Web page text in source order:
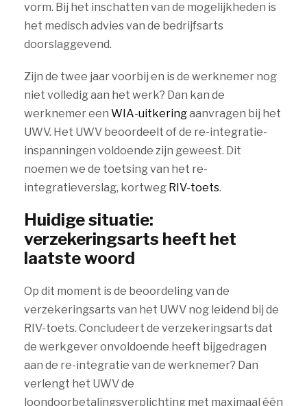
vorm. Bij het inschatten van de mogelijkheden is
het medisch advies van de bedrijfsarts
doorslaggevend.
Zijn de twee jaar voorbij en is de werknemer nog
niet volledig aan het werk? Dan kan de
werknemer een WIA-uitkeringaanvragen bij het
UWV. Het UWV beoordeelt of de re-integratie-
inspanningen voldoende zijn geweest. Dit
noemen we de toetsing van het re-
integratieverslag, kortweg RIV-toets.
Huidige situatie:
verzekeringsarts heeft het
laatste woord
Op dit moment is de beoordeling van de
verzekeringsarts van het UWV nog leidend bij de
RIV-toets. Concludeert de verzekeringsarts dat
de werkgever onvoldoende heeft bijgedragen
aan de re-integratie van de werknemer? Dan
verlengt het UWV de
loondoorbetalingsverplichting met maximaal één